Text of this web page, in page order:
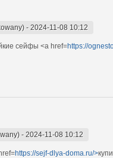
- 2024-11-08 10:12
сейфы <a href=https://
- 2024-11-08 10:12
https://sejf-dlya-doma.ru/>